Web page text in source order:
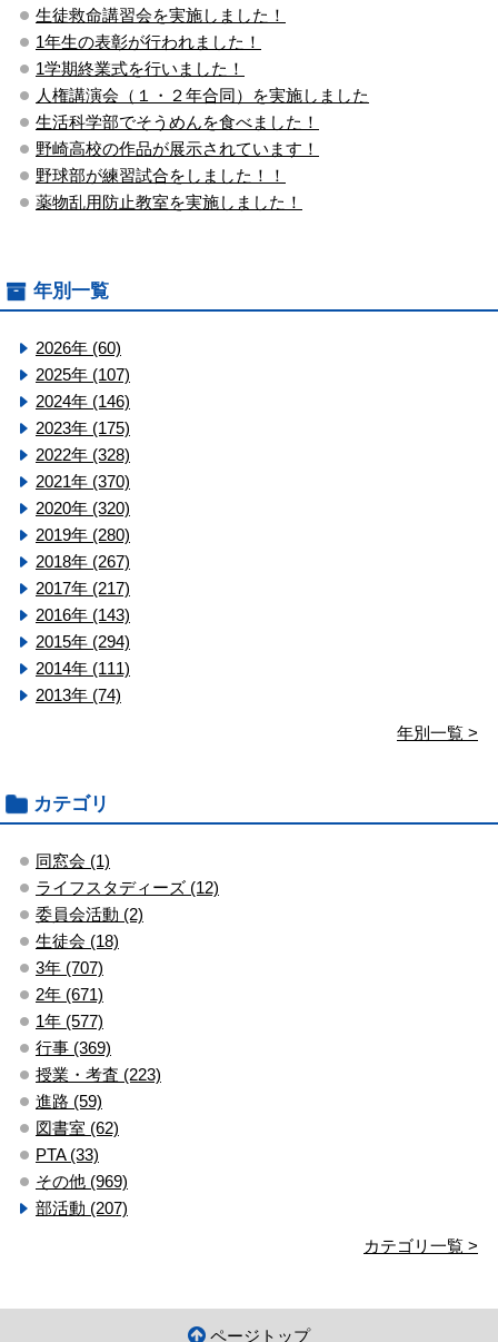
生徒救命講習会を実施しました！
1年生の表彰が行われました！
1学期終業式を行いました！
人権講演会（１・２年合同）を実施しました
生活科学部でそうめんを食べました！
野崎高校の作品が展示されています！
野球部が練習試合をしました！！
薬物乱用防止教室を実施しました！
年別一覧
2026年 (60)
2025年 (107)
2024年 (146)
2023年 (175)
2022年 (328)
2021年 (370)
2020年 (320)
2019年 (280)
2018年 (267)
2017年 (217)
2016年 (143)
2015年 (294)
2014年 (111)
2013年 (74)
年別一覧 >
カテゴリ
同窓会 (1)
ライフスタディーズ (12)
委員会活動 (2)
生徒会 (18)
3年 (707)
2年 (671)
1年 (577)
行事 (369)
授業・考査 (223)
進路 (59)
図書室 (62)
PTA (33)
その他 (969)
部活動 (207)
カテゴリ一覧 >
ページトップ